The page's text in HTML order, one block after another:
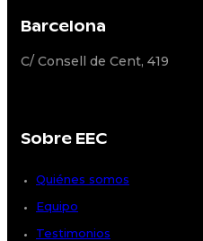
Barcelona
C/ Consell de Cent, 419
Sobre EEC
Quiénes somos
Equipo
Testimonios